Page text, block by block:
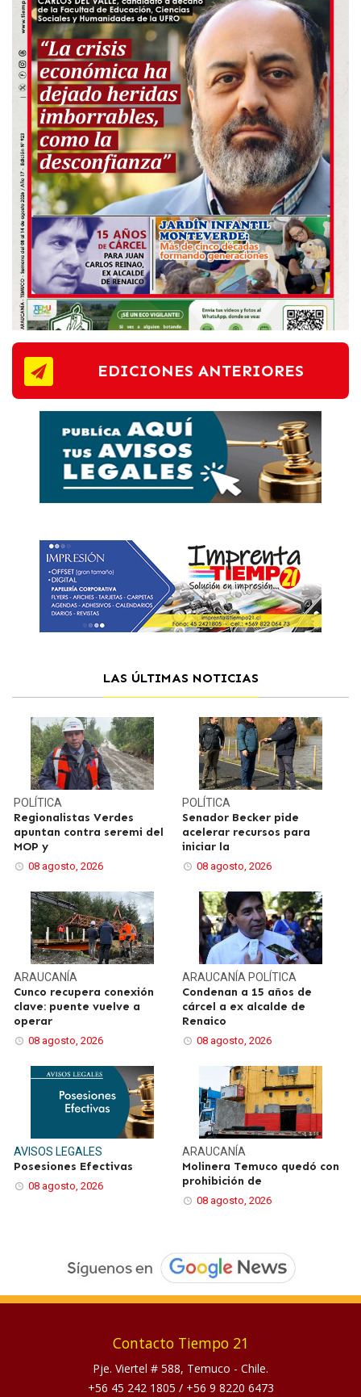
EDICIONES ANTERIORES
LAS ÚLTIMAS NOTICIAS
POLÍTICA
Regionalistas Verdes
apuntan contra seremi del
MOP y
08 agosto, 2026
POLÍTICA
Senador Becker pide
acelerar recursos para
iniciar la
08 agosto, 2026
ARAUCANÍA
Cunco recupera conexión
clave: puente vuelve a
operar
08 agosto, 2026
ARAUCANÍA POLÍTICA
Condenan a 15 años de
cárcel a ex alcalde de
Renaico
08 agosto, 2026
AVISOS LEGALES
Posesiones Efectivas
08 agosto, 2026
ARAUCANÍA
Molinera Temuco quedó con
prohibición de
08 agosto, 2026
Contacto Tiempo 21
Pje. Viertel # 588, Temuco - Chile.
+56 45 242 1805 / +56 9 8220 6473